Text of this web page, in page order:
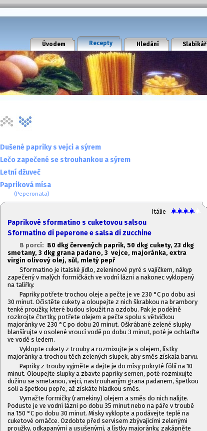
Úvodem Recepty Hledání Slabikář
Dušené papriky s vejci a sýrem
Lečo zapečené se strouhankou a sýrem
Letní džuveč
Papriková mísa
(Peperonata)
Itálie
Paprikové sformatino s cuketovou salsou
Sformatino di peperone e salsa di zucchine
8 porcí: 80 dkg červených paprik, 50 dkg cukety, 23 dkg
smetany, 3 dkg grana padano, 3 vejce, majoránka, extra
virgin olivový olej, sůl, mletý pepř
Sformatino je italské jídlo, zeleninové pyré s vajíčkem, nákyp
zapečený v malých formičkách ve vodní lázni a nakonec vyklopený
na talířky.
Papriky potřete trochou oleje a pečte je ve 230 °C po dobu asi
30 minut. Očistěte cukety a oloupejte z nich škrabkou na brambory
tenké proužky, které budou sloužit na ozdobu. Pak je podélně
rozkrojte čtvrtky, potřete olejem a pečte spolu s větvičkou
majoránky ve 230 °C po dobu 20 minut. Oškrábané zelené slupky
blanšírujte v osolené vroucí vodě po dobu 3 minut, poté je ochlaďte
ve vodě s ledem.
Vyklopte cukety z trouby a rozmixujte je s olejem, lístky
majoránky a trochou těch zelených slupek, aby směs získala barvu.
Papriky z trouby vyjměte a dejte je do mísy pokryté fólií na 10
minut. Oloupejte slupky a zbavte papriky semen, poté rozmixujte
dužinu se smetanou, vejci, nastrouhaným grana padanem, špetkou
soli a špetkou pepře, až získáte hladkou směs.
Vymažte formičky (ramekiny) olejem a směs do nich nalijte.
Poduste je ve vodní lázni po dobu 35 minut nebo na páře v troubě
na 150 °C po dobu 30 minut. Misky vyklopte a podávejte teplé na
cuketové omáčce. Ozdobte před servisem zbývajícími zelenými
proužky, odkapanými a usušenými, a lístky majoránky, zakápněte